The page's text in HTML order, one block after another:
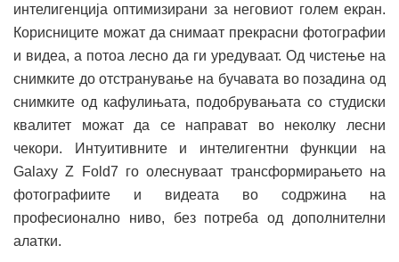
интелигенција оптимизирани за неговиот голем екран.
Корисниците можат да снимаат прекрасни фотографии
и видеа, а потоа лесно да ги уредуваат. Од чистење на
снимките до отстранување на бучавата во позадина од
снимките од кафулињата, подобрувањата со студиски
квалитет можат да се направат во неколку лесни
чекори. Интуитивните и интелигентни функции на
Galaxy Z Fold7 го олеснуваат трансформирањето на
фотографиите и видеата во содржина на
професионално ниво, без потреба од дополнителни
алатки.